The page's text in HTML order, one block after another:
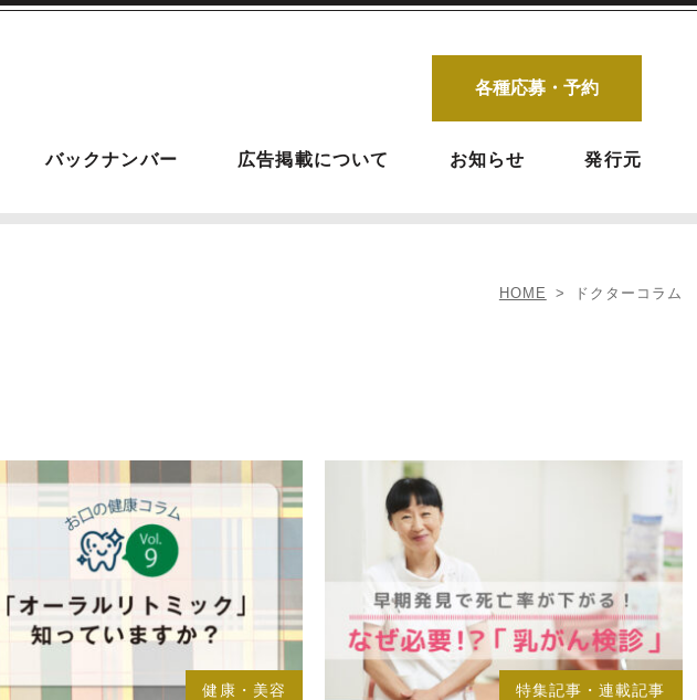
各種応募・予約
バックナンバー 広告掲載について お知らせ 発行元
HOME ドクターコラム
健康・美容 特集記事・連載記事